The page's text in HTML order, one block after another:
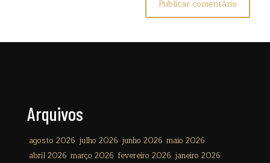
Arquivos
agosto 2026 julho 2026 junho 2026 maio 2026
abril 2026 março 2026 fevereiro 2026 janeiro 2026